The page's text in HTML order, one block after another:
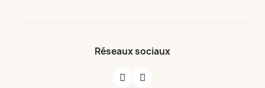
Réseaux sociaux